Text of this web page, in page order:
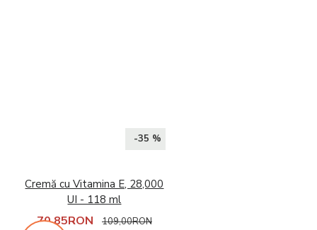
-35 %
Cremă cu Vitamina E, 28,000
UI - 118 ml
70,85RON 109,00RON